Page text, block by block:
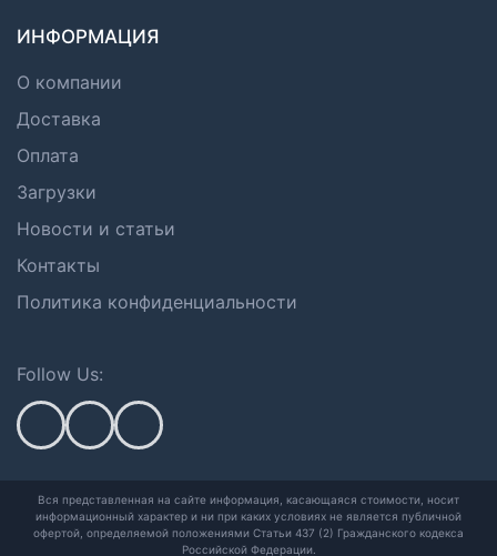
ИНФОРМАЦИЯ
О компании
Доставка
Оплата
Загрузки
Новости и статьи
Контакты
Политика конфиденциальности
Follow Us:
Вся представленная на сайте информация, касающаяся стоимости, носит
информационный характер и ни при каких условиях не является публичной
офертой, определяемой положениями Статьи 437 (2) Гражданского кодекса
Российской Федерации.